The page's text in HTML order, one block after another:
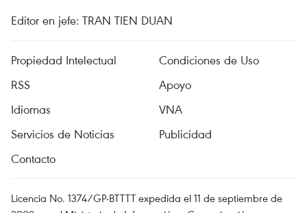
Editor en jefe: TRAN TIEN DUAN
Propiedad Intelectual
Condiciones de Uso
RSS
Apoyo
Idiomas
VNA
Servicios de Noticias
Publicidad
Contacto
Licencia No. 1374/GP-BTTTT expedida el 11 de septiembre de